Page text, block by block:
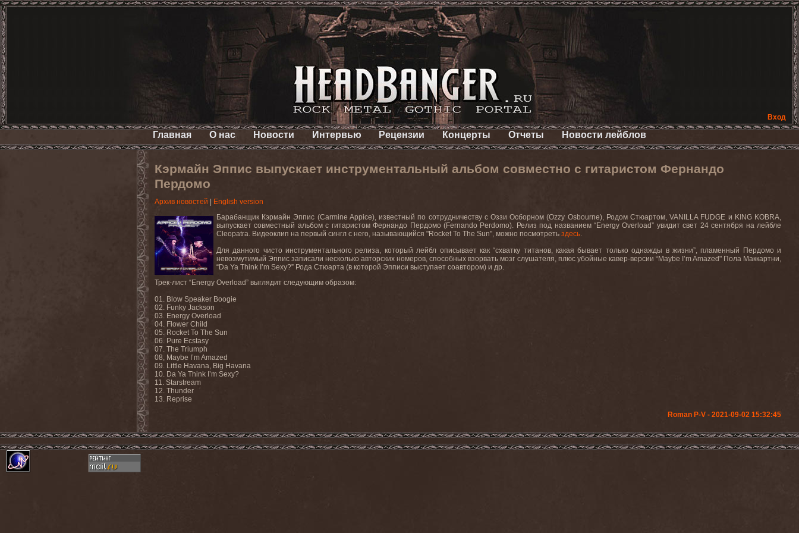
Вход
Главная О нас Новости Интервью Рецензии Концерты Отчеты Новости лейблов
Кэрмайн Эппис выпускает инструментальный альбом совместно с гитаристом Фернандо
Пердомо
Архив новостей
English version
Барабанщик Кэрмайн Эппис (Carmine Appice), известный по сотрудничеству с Оззи Осборном (Ozzy Osbourne), Родом Стюартом,VANILLA FUDGE и KING KOBRA,
выпускает совместный альбом с гитаристом Фернандо Пердомо (Fernando Perdomo). Релиз под названием “Energy Overload” увидит свет 24 сентября на лейбле
Cleopatra. Видеоклип на первый сингл с него, называющийся "Rocket To The Sun", можно посмотреть здесь.
Для данного чисто инструментального релиза, который лейбл описывает как “схватку титанов, какая бывает только однажды в жизни”, пламенный Пердомо и
невозмутимый Эппис записали несколько авторских номеров, способных взорвать мозг слушателя, плюс убойные кавер-версии “Maybe ’mAmazed" Пола Маккартни,
“Da Ya Think ’m Sexy?” Рода Стюарта (в которой Эпписи выступает соавтором) и др.
Трек-лист “Energy Overload” выглядит следующим образом:
01. Blow Speaker Boogie
02. Funky Jackson
03. Energy Overload
04. Flower Child
05. Rocket To The Sun
06. Pure Ecstasy
07. The Triumph
08, Maybe I’m Amazed
09. Little Havana, Big Havana
10. Da Ya Think I’m Sexy?
11. Starstream
12. Thunder
13. Reprise
Roman P-V - 2021-09-02 15:32:45